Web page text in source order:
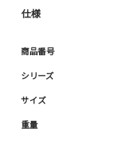
仕様
商品番号
シリーズ
サイズ
重量